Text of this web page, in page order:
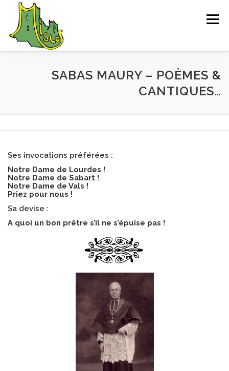
contenu
Menu
EXPLORER SAUVEGARDE
SABAS MAURY – POÈMES &
CANTIQUES…
Ses invocations préférées :
Notre Dame de Lourdes !
Notre Dame de Sabart !
Notre Dame de Vals !
Priez pour nous !
Sa devise :
A quoi un bon prêtre s’il ne s’épuise pas !